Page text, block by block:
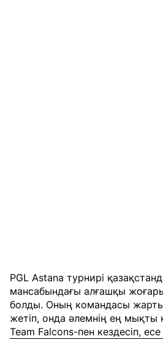
PGL Astana турнирі
мансабындағы алғашқы
болды. Оның командасы
жетіп, онда әлемнің ең мықты
Team Falcons-пен кездесіп, есе